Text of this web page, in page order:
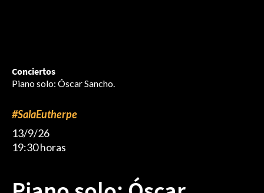
Conciertos
Piano solo: Óscar Sancho.
#SalaEutherpe
13/9/26
19:30 horas